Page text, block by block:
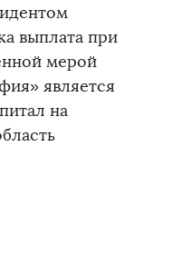
выплата при
мерой
является
на